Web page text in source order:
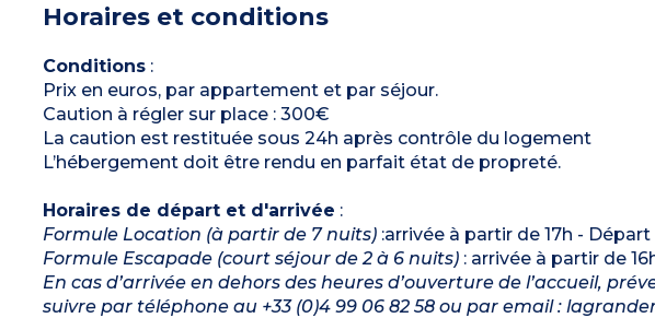
1 chambre avec 2 lits superposés
2 salles de douche, sèche-cheveux
Climatisation
Situé au 3e étage : accessible par ascenseur
jusqu'au 2e étage, puis par les escaliers.
Appartement Vue Mer
Horaires et conditions
Conditions:
Prix en euros, par appartement et par séjour.
Caution à régler sur place : 300€
La caution est restituée sous 24h après contrôle du logement
L’hébergement doit être rendu en parfait état de propreté.
Horaires de départ et d'arrivée :
Formule Location (à partir de 7 nuits):arrivée à partir de 17h - Départ
Formule Escapade (court séjour de 2 à 6 nuits): arrivée à partir de
En cas d’arrivée en dehors des heures d’ouverture de l’accueil,
suivre par téléphone au +33 (0)4 99 06 82 58 ou par email :